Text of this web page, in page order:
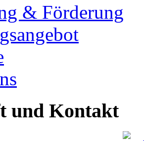
& Förderung
und Kontakt